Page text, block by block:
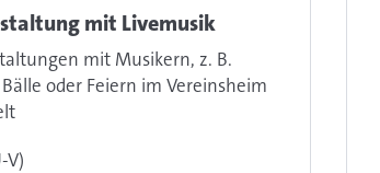
mit Livemusik
mit Musikern, z. B.
oder Feiern im Vereinsheim
V)